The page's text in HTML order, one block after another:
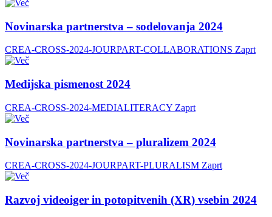
Novinarska partnerstva – sodelovanja 2024
CREA-CROSS-2024-JOURPART-COLLABORATIONS Zaprt
Medijska pismenost 2024
CREA-CROSS-2024-MEDIALITERACY Zaprt
Novinarska partnerstva – pluralizem 2024
CREA-CROSS-2024-JOURPART-PLURALISM Zaprt
Razvoj videoiger in potopitvenih (XR) vsebin 2024